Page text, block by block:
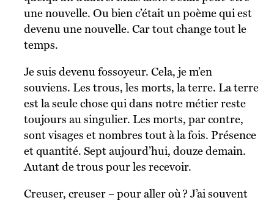
une nouvelle. Ou bien c’était un poème qui est
devenu une nouvelle. Car tout change tout le
temps.
Je suis devenu fossoyeur. Cela, je m’en
souviens. Les trous, les morts, la terre. La terre
est la seule chose qui dans notre métier reste
toujours au singulier. Les morts, par contre,
sont visages et nombres tout à la fois. Présence
et quantité. Sept aujourd’hui, douze demain.
Autant de trous pour les recevoir.
Creuser, creuser – pour aller où ? J’ai souvent